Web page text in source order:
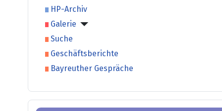
HP-Archiv
Galerie
Suche
Geschäftsberichte
Bayreuther Gespräche